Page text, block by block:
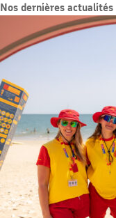
Nos dernières actualités